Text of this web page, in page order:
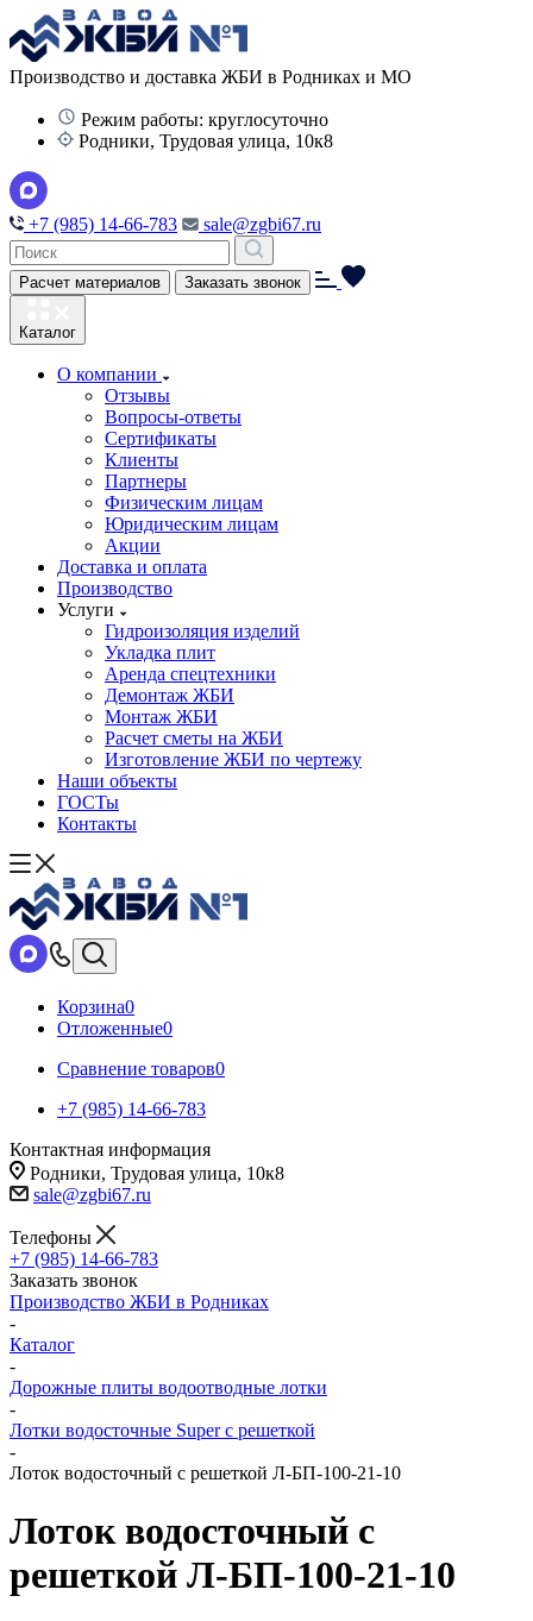
Производство и доставка ЖБИ в Родниках и МО
Режим работы: круглосуточно
Родники, Трудовая улица, 10к8
+7 (985) 14-66-783 sale@zgbi67.ru
Расчет материалов Заказать звонок
Каталог
О компании
Отзывы
Вопросы-ответы
Сертификаты
Клиенты
Партнеры
Физическим лицам
Юридическим лицам
Акции
Доставка и оплата
Производство
Услуги
Гидроизоляция изделий
Укладка плит
Аренда спецтехники
Демонтаж ЖБИ
Монтаж ЖБИ
Расчет сметы на ЖБИ
Изготовление ЖБИ по чертежу
Наши объекты
ГОСТы
Контакты
Корзина0
Отложенные0
Сравнение товаров0
+7 (985) 14-66-783
Контактная информация
Родники, Трудовая улица, 10к8
sale@zgbi67.ru
Телефоны
+7 (985) 14-66-783
Заказать звонок
Производство ЖБИ в Родниках
-
Каталог
-
Дорожные плиты водоотводные лотки
-
Лотки водосточные Super с решеткой
-
Лоток водосточный с решеткой Л-БП-100-21-10
Лоток водосточный с
решеткой Л-БП-100-21-10